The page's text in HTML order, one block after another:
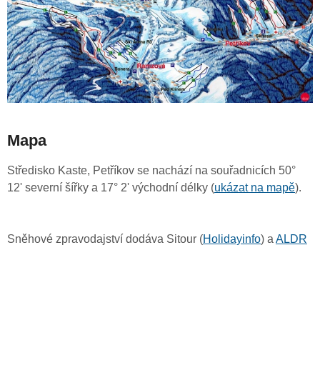
Mapa
Středisko Kaste, Petříkov se nachází na souřadnicích 50°
12' severní šířky a 17° 2' východní délky (ukázat na mapě).
Sněhové zpravodajství dodáva Sitour (Holidayinfo) a ALDR